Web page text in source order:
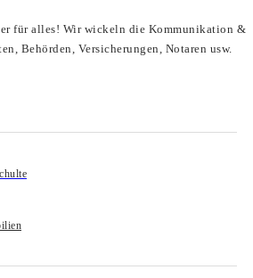
für alles! Wir wickeln die Kommunikation &
Behörden, Versicherungen, Notaren usw.